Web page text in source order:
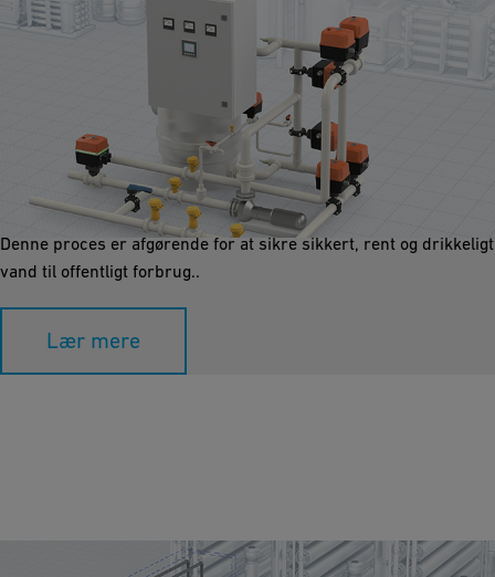
Mediafiltrering
Mediafiltrering fjerner suspenderede partikler og
mikroorganismer. Ved hjælp af lag af sand, grus eller aktivt kul
forbedres vandets klarhed, og forurenende stoffer reduceres.
Denne proces er afgørende for at sikre sikkert, rent og drikkeligt
vand til offentligt forbrug..
Lær mere